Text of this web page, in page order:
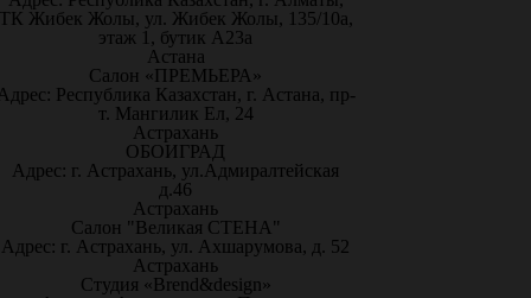
Жибек Жолы, ул. Жибек Жолы, 135/10а,
этаж 1, бутик А23а
Астана
Салон «ПРЕМЬЕРА»
Республика Казахстан, г. Астана, пр-
т. Мангилик Ел, 24
Астрахань
ОБОИГРАД
Адрес: г. Астрахань, ул.Адмиралтейская
д.46
Астрахань
Салон "Великая СТЕНА"
Адрес: г. Астрахань, ул. Ахшарумова, д. 52
Астрахань
Студия «Brend&design»